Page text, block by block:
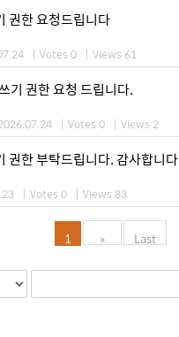
권한 요청드립니다
| Votes 0 | Views 61
기 권한 요청 드립니다.
| Votes 0 | Views 2
권한 부탁드립니다. 감사합니다
| Votes 0 | Views 83
1 » Last